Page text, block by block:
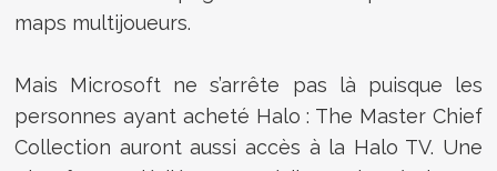
maps multijoueurs.
Mais Microsoft ne s’arrête pas là puisque les
personnes ayant acheté Halo : The Master Chief
Collection auront aussi accès à la Halo TV. Une